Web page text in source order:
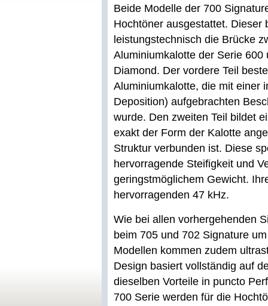
Beide Modelle der 700
Hochtöner ausgestattet. Dieser
leistungstechnisch die Brücke
Aluminiumkalotte der Serie
Diamond. Der vordere Teil
Aluminiumkalotte, die mit einer
Deposition) aufgebrachten
wurde. Den zweiten Teil bildet
exakt der Form der Kalotte
Struktur verbunden ist. Diese
hervorragende Steifigkeit und
geringstmöglichem Gewicht.
hervorragenden 47 kHz.
Wie bei allen vorhergehenden
beim 705 und 702 Signature
Modellen kommen zudem
Design basiert vollständig auf
dieselben Vorteile in puncto
700 Serie werden für die